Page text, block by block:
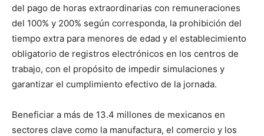
del pago de horas extraordinarias con remuneraciones
del 100% y 200% según corresponda, la prohibición del
tiempo extra para menores de edad y el establecimiento
obligatorio de registros electrónicos en los centros de
trabajo, con el propósito de impedir simulaciones y
garantizar el cumplimiento efectivo de la jornada.
Beneficiar a más de 13.4 millones de mexicanos en
sectores clave como la manufactura, el comercio y los